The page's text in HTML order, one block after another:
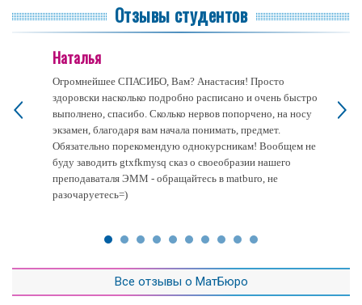
Отзывы студентов
Огромнейшее СПАСИБО, Вам? Анастасия! Просто
здоровски насколько подробно расписано и очень быстро
выполнено, спасибо. Сколько нервов попорчено, на носу
экзамен, благодаря вам начала понимать, предмет.
Обязательно порекомендую однокурсникам! Вообщем не
буду заводить gtxfkmysq сказ о своеобразии нашего
преподаваталя ЭММ - обращайтесь в matburo, не
разочаруетесь=)
Наталья
Все отзывы о МатБюро